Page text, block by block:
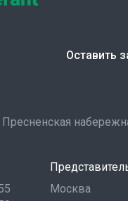
Оставить
Москва